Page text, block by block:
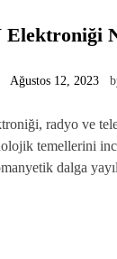
Elektroniği
Ağustos 12, 2023
radyo ve
temellerini
dalga